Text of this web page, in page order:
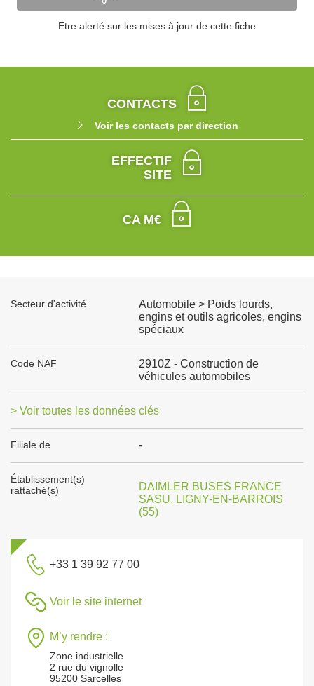
Etre alerté sur les mises à jour de cette fiche
CONTACTS
Voir les contacts par direction
EFFECTIF
SITE
CA M€
Secteur d'activité
Automobile > Poids lourds,
engins et outils agricoles, engins
spéciaux
Code NAF
2910Z - Construction de
véhicules automobiles
> Voir toutes les données clés
Filiale de -
Établissement(s)
rattaché(s)
DAIMLER BUSES FRANCE
SASU, LIGNY-EN-BARROIS
(55)
+33 1 39 92 77 00
Voir le site internet
M’y rendre :
Zone industrielle
2 rue du vignolle
95200 Sarcelles